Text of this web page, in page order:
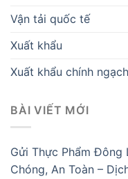
Vận tải quốc tế
Xuất khẩu
Xuất khẩu chính ngạch
BÀI VIẾT MỚI
Gửi Thực Phẩm Đông
Chóng, An Toàn –